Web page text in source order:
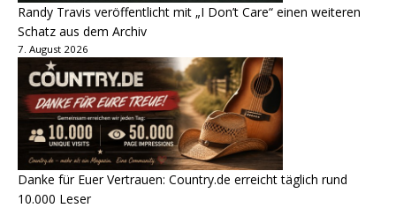
Randy Travis veröffentlicht mit „I Don’t Care“ einen weiteren
Schatz aus dem Archiv
7. August 2026
Danke für Euer Vertrauen: Country.de erreicht täglich rund
10.000 Leser